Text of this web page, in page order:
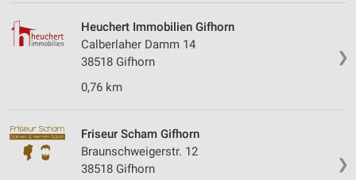
❯
Heuchert Immobilien Gifhorn
Calberlaher Damm 14
38518 Gifhorn
0,76 km
❯
Friseur Scham Gifhorn
Braunschweigerstr. 12
38518 Gifhorn